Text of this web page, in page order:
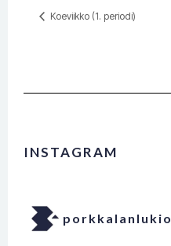
Koeviikko (1. periodi)
INSTAGRAM
porkkalanlukio